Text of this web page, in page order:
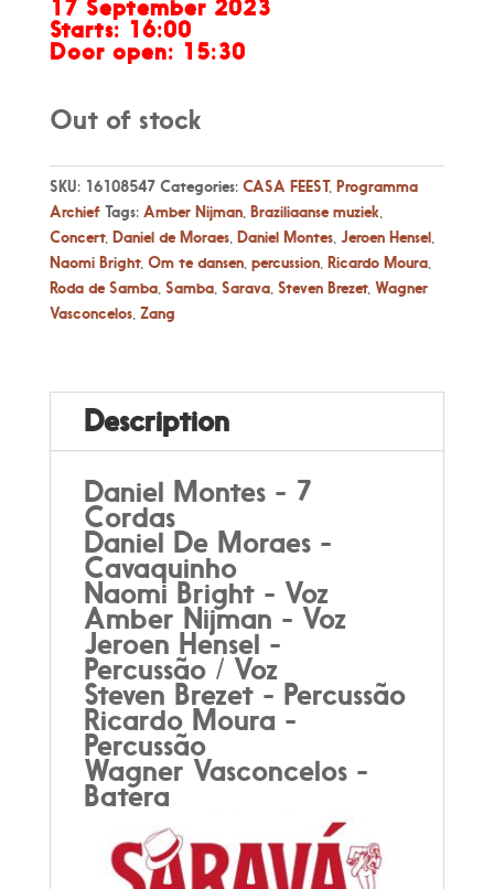
17 September 2023
Starts: 16:00
Door open: 15:30
Out of stock
SKU: 16108547 Categories: CASA FEEST, Programma
Archief Tags: Amber Nijman, Braziliaanse muziek,
Concert, Daniel de Moraes, Daniel Montes, Jeroen Hensel,
Naomi Bright, Om te dansen, percussion, Ricardo Moura,
Roda de Samba, Samba, Sarava, Steven Brezet, Wagner
Vasconcelos, Zang
Description
Daniel Montes - 7
Cordas
Daniel De Moraes -
Cavaquinho
Naomi Bright - Voz
Amber Nijman - Voz
Jeroen Hensel -
Percussão / Voz
Steven Brezet - Percussão
Ricardo Moura -
Percussão
Wagner Vasconcelos -
Batera